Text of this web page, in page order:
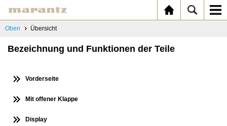
Oben Übersicht
Bezeichnung und Funktionen der Teile
Vorderseite
Mit offener Klappe
Display